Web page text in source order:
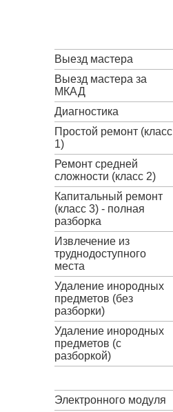
Выезд мастера
Выезд мастера за
МКАД
Диагностика
Простой ремонт (класс
1)
Ремонт средней
сложности (класс 2)
Капитальный ремонт
(класс 3) - полная
разборка
Извлечение из
труднодоступного
места
Удаление инородных
предметов (без
разборки)
Удаление инородных
предметов (с
разборкой)
Электронного модуля